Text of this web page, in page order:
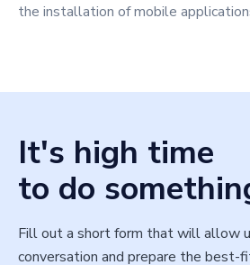
the installation of mobile
It's high time
to do
Fill out a short form that will allow
conversation and prepare the best-